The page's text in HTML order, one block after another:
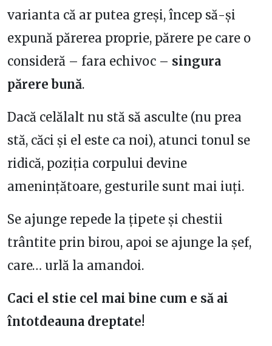
varianta că ar putea greși, încep să-și
expună părerea proprie, părere pe care o
consideră – fara echivoc – singura
părere bună.
Dacă celălalt nu stă să asculte (nu prea
stă, căci și el este ca noi), atunci tonul se
ridică, poziția corpului devine
amenințătoare, gesturile sunt mai iuți.
Se ajunge repede la țipete și chestii
trântite prin birou, apoi se ajunge la șef,
care… urlă la amandoi.
Caci el stie cel mai bine cum e să ai
întotdeauna dreptate!